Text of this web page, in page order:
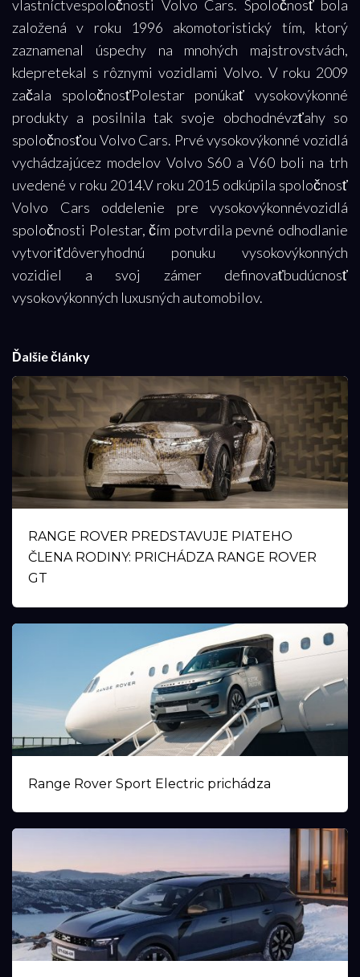
Ďalšie články
RANGE ROVER PREDSTAVUJE PIATEHO
ČLENA RODINY: PRICHÁDZA RANGE ROVER
GT
Range Rover Sport Electric prichádza
vlastníctvespoločnosti Volvo Cars. Spoločnosť bola
založená v roku 1996 akomotoristický tím, ktorý
zaznamenal úspechy na mnohých majstrovstvách,
kdepretekal s rôznymi vozidlami Volvo. V roku 2009
začala spoločnosťPolestar ponúkať vysokovýkonné
produkty a posilnila tak svoje obchodnévzťahy so
spoločnosťou Volvo Cars. Prvé vysokovýkonné vozidlá
vychádzajúcez modelov Volvo S60 a V60 boli na trh
uvedené v roku 2014.V roku 2015 odkúpila spoločnosť
Volvo Cars oddelenie pre vysokovýkonnévozidlá
spoločnosti Polestar, čím potvrdila pevné odhodlanie
vytvoriťdôveryhodnú ponuku vysokovýkonných
vozidiel a svoj zámer definovaťbudúcnosť
vysokovýkonných luxusných automobilov.